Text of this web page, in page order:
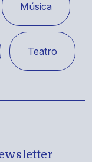
Música
Teatro